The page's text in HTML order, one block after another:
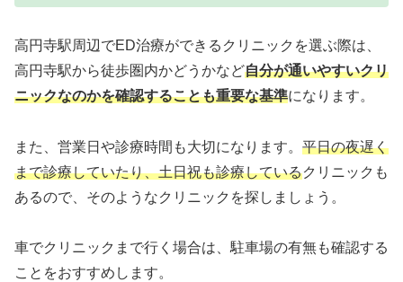
高円寺駅周辺でED治療ができるクリニックを選ぶ際は、
高円寺駅から徒歩圏内かどうかなど自分が通いやすいクリ
ニックなのかを確認することも重要な基準になります。
また、営業日や診療時間も大切になります。 平日の夜遅く
まで診療していたり、土日祝も診療しているクリニックも
あるので、そのようなクリニックを探しましょう。
車でクリニックまで行く場合は、駐車場の有無も確認する
ことをおすすめします。